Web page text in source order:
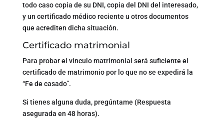
todo caso copia de su DNI, copia del DNI del interesado,
y un certificado médico reciente u otros documentos
que acrediten dicha situación.
Certificado matrimonial
Para probar el vínculo matrimonial será suficiente el
certificado de matrimonio por lo que no se expedirá la
“Fe de casado”.
Si tienes alguna duda, pregúntame (Respuesta
asegurada en 48 horas).